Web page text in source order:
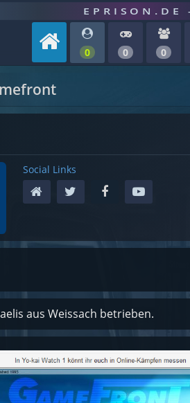
EPRISON.DE
0 0 0
Social Links
aus Weissach betrieben.